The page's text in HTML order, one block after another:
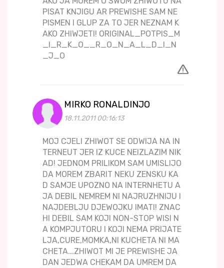
PISAT KNJIGU AR PREWISHE SAM NE
PISMEN I GLUP ZA TO JER NEZNAM K
AKO ZHIWJETI! ORIGINAL_POTPIS_M
_I_R_K_O__R_O_N_A_L_D_I_N
_J_O
MIRKO RONALDINJO
18.11.2011 00:16:13
MOJ CJELI ZHIWOT SE ODWIJA NA IN
TERNEUT JER IZ KUCE NEIZLAZIM NIK
AD! JEDNOM PRILIKOM SAM UMISLIJO
DA MOREM ZBARIT NEKU ZENSKU KA
D SAMJE UPOZNO NA INTERNHETU A
JA DEBIL NEMREM NI NAJRUZHNIJU I
NAJDEBLJU DJEWOJKU IMATI! ZNAC
HI DEBIL SAM KOJI NON-STOP WISI N
A KOMPJUTORU I KOJI NEMA PRIJATE
LJA,CURE,MOMKA,NI KUCHETA NI MA
CHETA...ZHIWOT MI JE PREWISHE JA
DAN JEDWA CHEKAM DA UMREM DA